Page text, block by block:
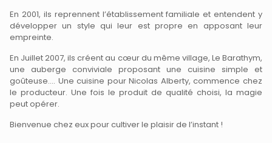
En 2001, ils reprennent l’établissement familiale et entendent y
développer un style qui leur est propre en apposant leur
empreinte.
En Juillet 2007, ils créent au cœur du même village, Le Barathym,
une auberge conviviale proposant une cuisine simple et
goûteuse…. Une cuisine pour Nicolas Alberty, commence chez
le producteur. Une fois le produit de qualité choisi, la magie
peut opérer.
Bienvenue chez eux pour cultiver le plaisir de l’instant !